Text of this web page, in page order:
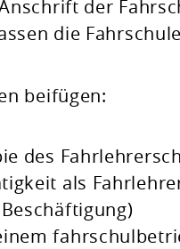
der
die
beifügen:
des
als